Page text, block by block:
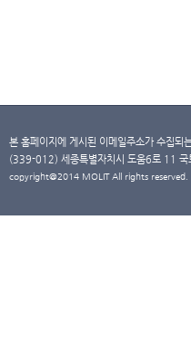
본 홈페이지에 게시된 이메일주소가 수집되
(339-012) 세종특별자치시 도움6로 11
copyright@2014 MOLIT All rights reserved.